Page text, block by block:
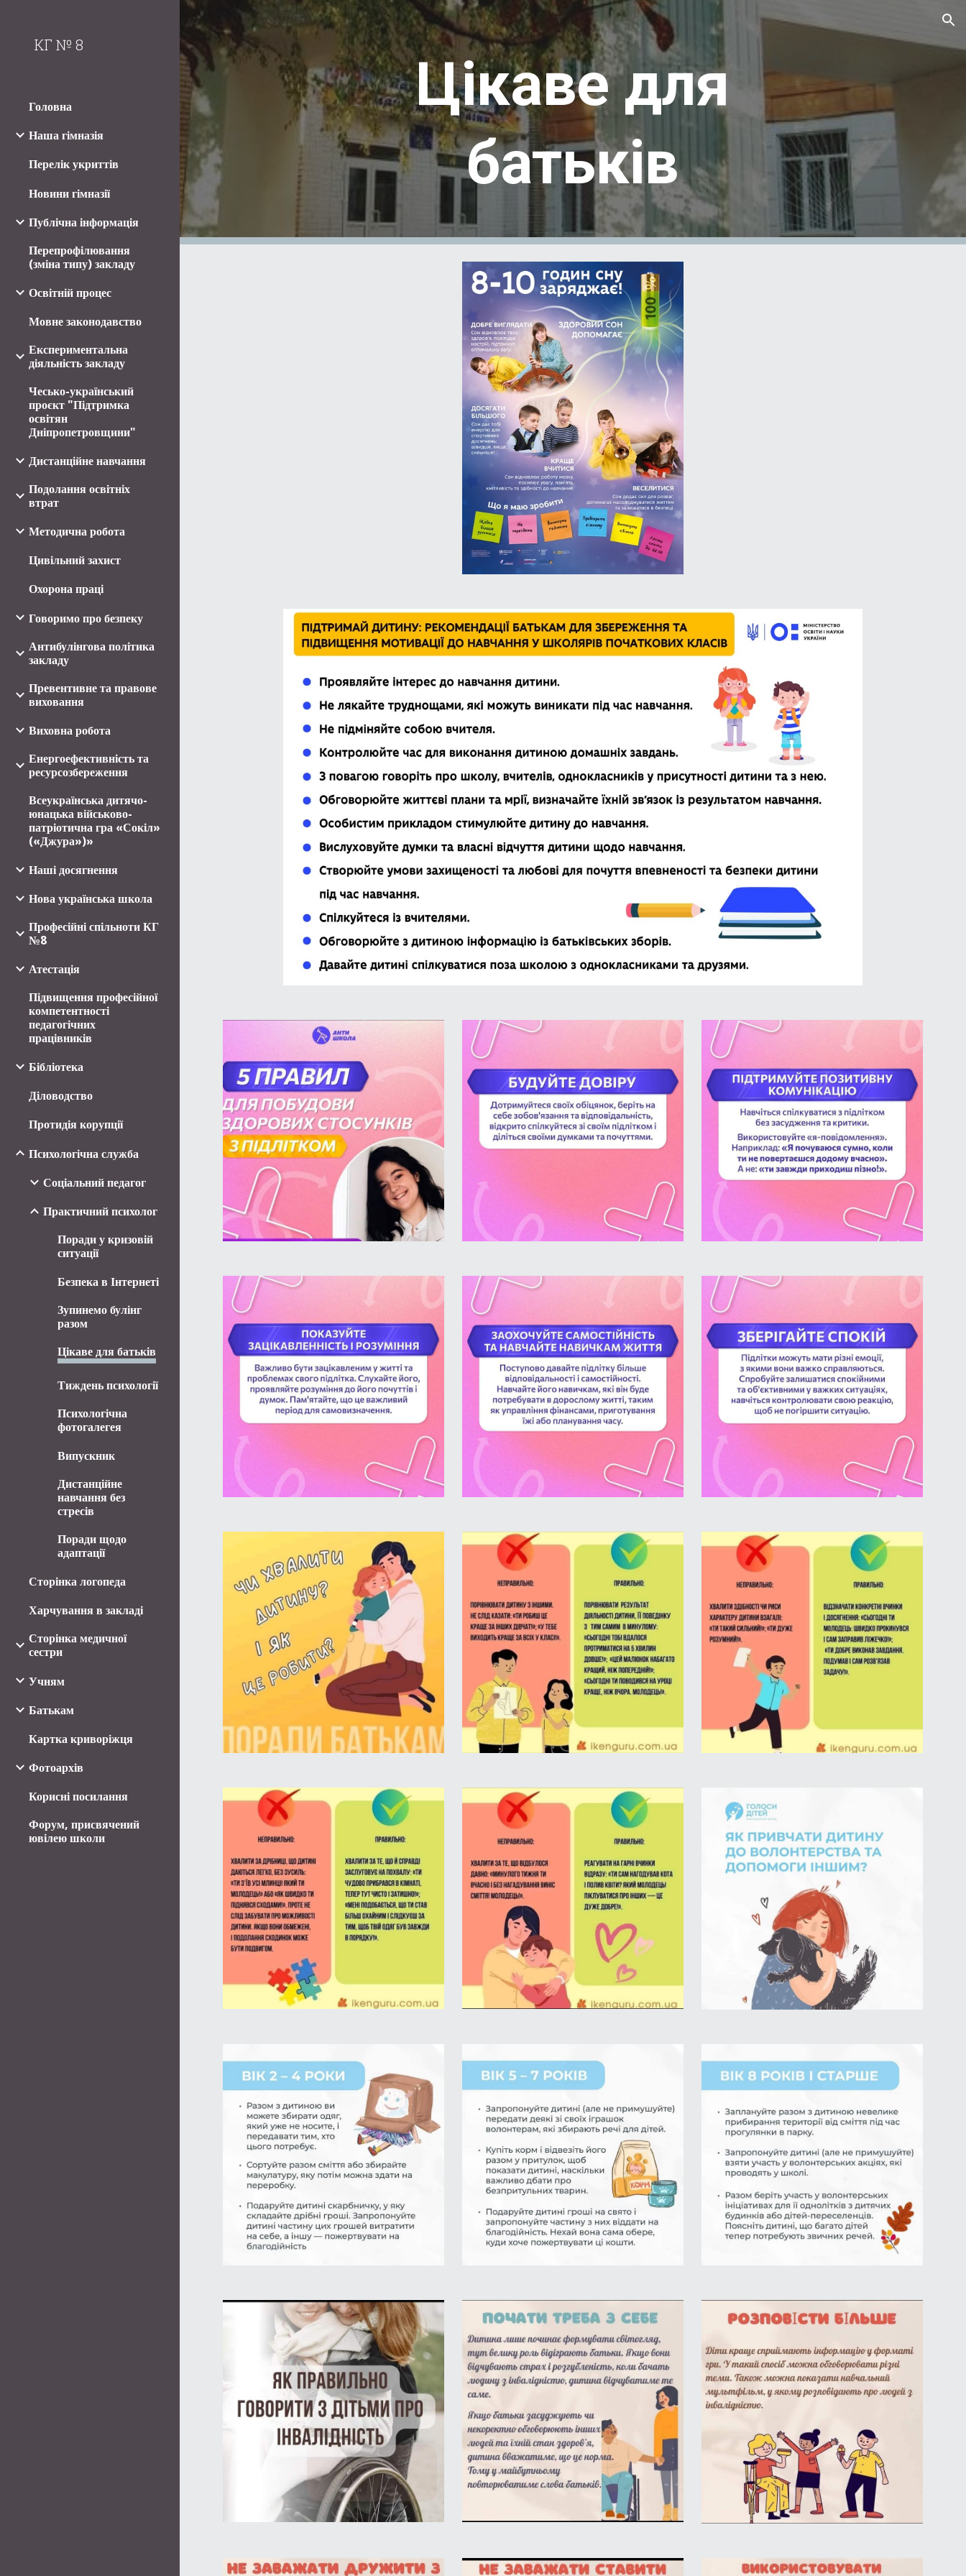
Skip to main content Skip to navigation
КГ № 8
Головна
Наша гімназія
Перелік укриттів
Новини гімназії
Публічна інформація
Перепрофілювання
(зміна типу) закладу
Освітній процес
Мовне законодавство
Експериментальна
діяльність закладу
Чесько-український
проєкт "Підтримка
освітян
Дніпропетровщини"
Дистанційне навчання
Подолання освітніх
втрат
Методична робота
Цивільний захист
Охорона праці
Говоримо про безпеку
Антибулінгова політика
закладу
Превентивне та правове
виховання
Виховна робота
Енергоефективність та
ресурсозбереження
Всеукраїнська дитячо-
юнацька військово-
патріотична гра «Сокіл»
(«Джура»)»
Наші досягнення
Нова українська школа
Професійні спільноти КГ
№8
Атестація
Підвищення професійної
компетентності
педагогічних
працівників
Бібліотека
Діловодство
Протидія корупції
Психологічна служба
Соціальний педагог
Практичний психолог
Поради у кризовій
ситуації
Безпека в Інтернеті
Зупинемо булінг
разом
Цікаве для батьків
Тиждень психології
Психологічна
фотогалегея
Випускник
Дистанційне
навчання без
стресів
Поради щодо
адаптації
Сторінка логопеда
Харчування в закладі
Сторінка медичної
сестри
Учням
Батькам
Картка криворіжця
Фотоархів
Корисні посилання
Форум, присвячений
ювілею школи
Цікаве для
батьків